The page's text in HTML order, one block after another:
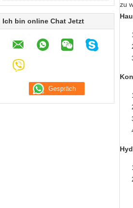
Ich bin online Chat Jetzt
zu